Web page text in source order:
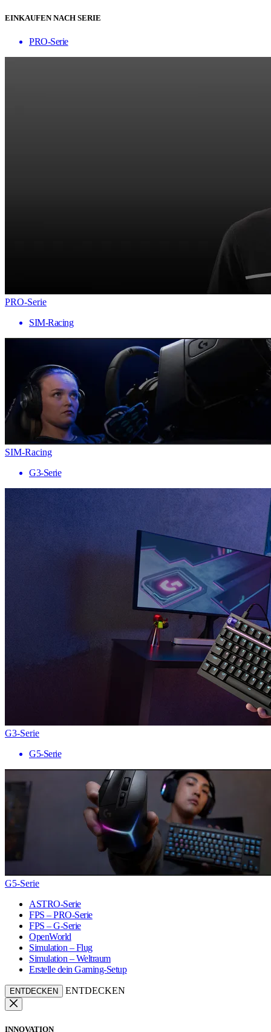
EINKAUFEN NACH SERIE
PRO-Serie
PRO-Serie
SIM-Racing
SIM-Racing
G3-Serie
G3-Serie
G5-Serie
G5-Serie
ASTRO-Serie
FPS – PRO-Serie
FPS – G-Serie
OpenWorld
Simulation – Flug
Simulation – Weltraum
Erstelle dein Gaming-Setup
ENTDECKEN ENTDECKEN
INNOVATION